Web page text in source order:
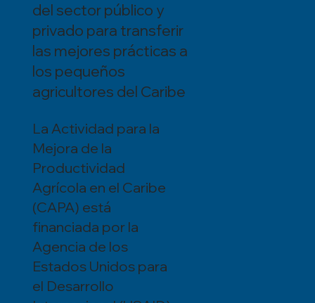
del sector público y
privado para transferir
las mejores prácticas a
los pequeños
agricultores del Caribe
La Actividad para la
Mejora de la
Productividad
Agrícola en el Caribe
(CAPA) está
financiada por la
Agencia de los
Estados Unidos para
el Desarrollo